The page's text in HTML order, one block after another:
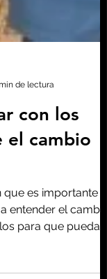
con los
el cambio